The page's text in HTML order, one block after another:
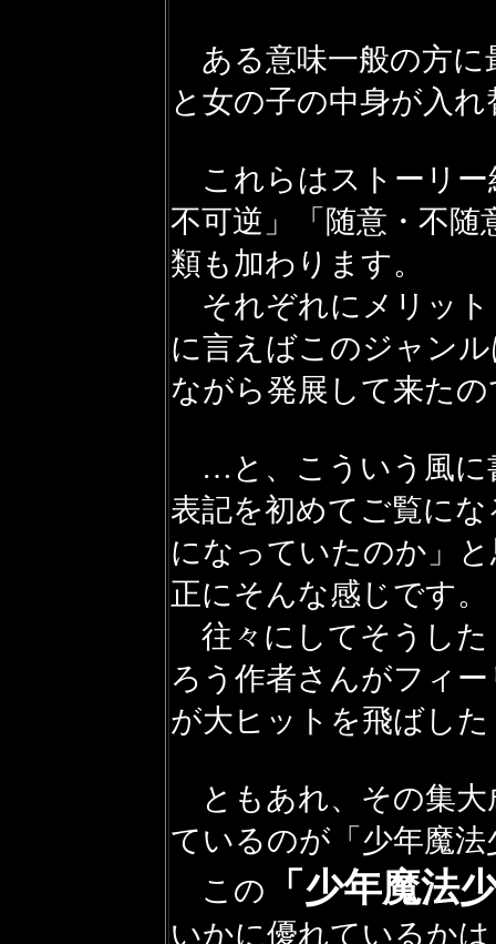
ある意味一般の方に
と女の子の中身が入
これらはストーリー
不可逆」「随意・不
類も加わります。
それぞれにメリット
に言えばこのジャン
ながら発展して来た
…と、こういう風に
表記を初めてご覧に
になっていたのか」
正にそんな感じです。
往々にしてそうした
ろう作者さんがフィ
が大ヒットを飛ばし
ともあれ、その集大
ているのが「少年魔
この
「少年魔法
いかに優れているかは